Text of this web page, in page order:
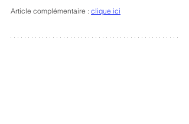
Article complémentaire : clique ici